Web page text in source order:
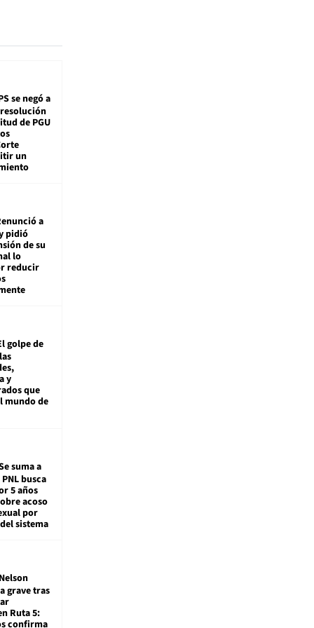
se negó a
de PGU
un
a
pidió
de su
lo
reducir
golpe de
y
que
mundo de
suma a
busca
5 años
acoso
por
sistema
Nelson
grave tras
Ruta 5:
confirma